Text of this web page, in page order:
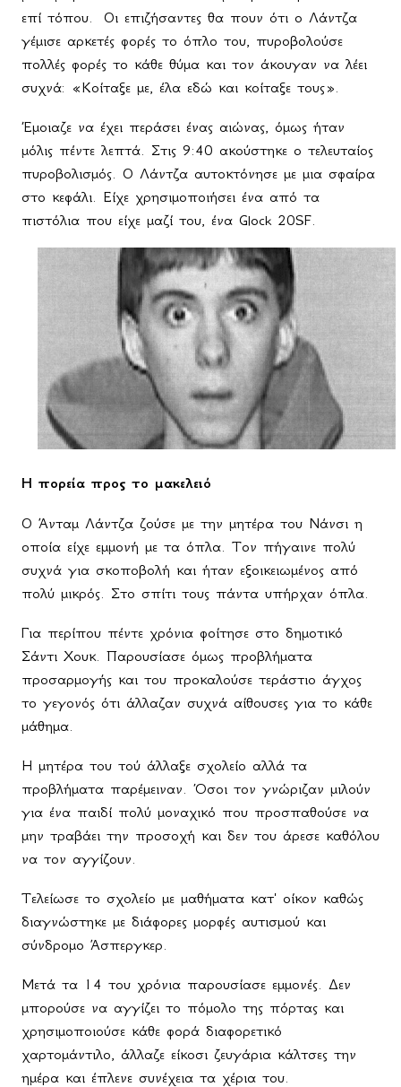
επί τόπου.
Οι επιζήσαντες θα πουν ότι ο Λάντζα
γέμισε αρκετές φορές το όπλο του, πυροβολούσε
πολλές φορές το κάθε θύμα και τον άκουγαν να λέει
συχνά: «Κοίταξε με, έλα εδώ και κοίταξε τους».
Έμοιαζε να έχει περάσει ένας αιώνας, όμως ήταν
μόλις πέντε λεπτά. Στις 9:40 ακούστηκε ο τελευταίος
πυροβολισμός. Ο Λάντζα αυτοκτόνησε με μια σφαίρα
στο κεφάλι. Είχε χρησιμοποιήσει ένα από τα
πιστόλια που είχε μαζί του, ένα Glock 20SF.
Η πορεία προς το μακελειό
Ο Άνταμ Λάντζα ζούσε με την μητέρα του Νάνσι η
οποία είχε εμμονή με τα όπλα. Τον πήγαινε πολύ
συχνά για σκοποβολή και ήταν εξοικειωμένος από
πολύ μικρός. Στο σπίτι τους πάντα υπήρχαν όπλα.
Για περίπου πέντε χρόνια φοίτησε στο δημοτικό
Σάντι Χουκ. Παρουσίασε όμως προβλήματα
προσαρμογής και του προκαλούσε τεράστιο άγχος
το γεγονός ότι άλλαζαν συχνά αίθουσες για το κάθε
μάθημα.
Η μητέρα του τού άλλαξε σχολείο αλλά τα
προβλήματα παρέμειναν. Όσοι τον γνώριζαν μιλούν
για ένα παιδί πολύ μοναχικό που προσπαθούσε να
μην τραβάει την προσοχή και δεν του άρεσε καθόλου
να τον αγγίζουν.
Τελείωσε το σχολείο με μαθήματα κατ' οίκον καθώς
διαγνώστηκε με διάφορες μορφές αυτισμού και
σύνδρομο Άσπεργκερ.
Μετά τα 14 του χρόνια παρουσίασε εμμονές. Δεν
μπορούσε να αγγίζει το πόμολο της πόρτας και
χρησιμοποιούσε κάθε φορά διαφορετικό
χαρτομάντιλο, άλλαζε είκοσι ζευγάρια κάλτσες την
ημέρα και έπλενε συνέχεια τα χέρια του.